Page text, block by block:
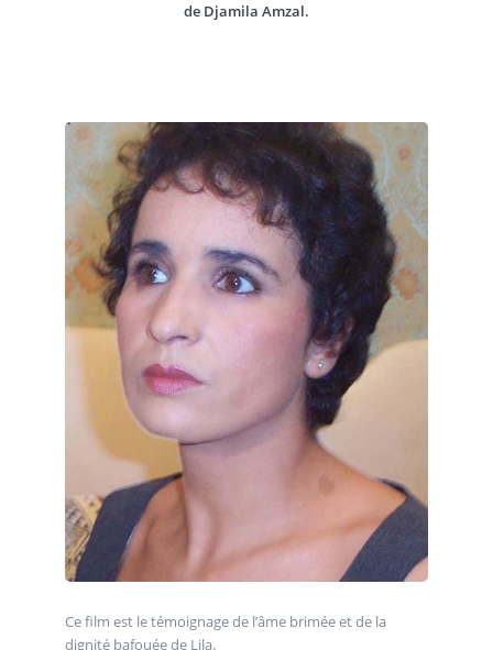
de Djamila Amzal.
Ce film est le témoignage de l’âme brimée et de la
dignité bafouée de Lila.